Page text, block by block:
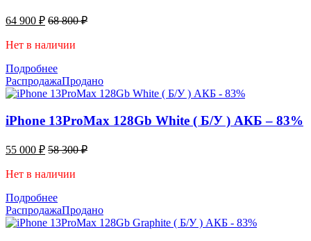
64 900 ₽ 68 800₽
Нет в наличии
Подробнее
РаспродажаПродано
iPhone 13ProMax 128Gb White ( Б/У ) АКБ – 83%
55 000 ₽ 58 300₽
Нет в наличии
Подробнее
РаспродажаПродано